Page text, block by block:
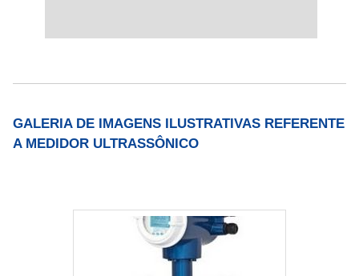
GALERIA DE IMAGENS ILUSTRATIVAS REFERENTE
A MEDIDOR ULTRASSÔNICO